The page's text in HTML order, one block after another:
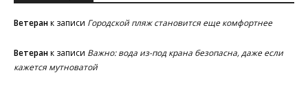
Ветеранк записи Городской пляж становится еще комфортнее
Ветеранк записи Важно: вода из-под крана безопасна, даже если
кажется мутноватой